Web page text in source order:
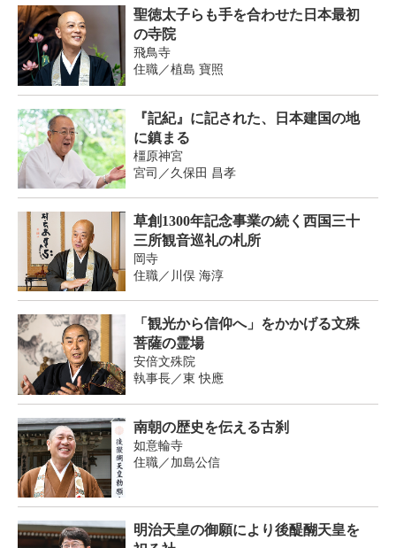
聖徳太子らも手を合わせた日本最初
の寺院
飛鳥寺
住職／植島 寶照
『記紀』に記された、日本建国の地
に鎮まる
橿原神宮
宮司／久保田 昌孝
草創1300年記念事業の続く西国三十
三所観音巡礼の札所
岡寺
住職／川俣 海淳
「観光から信仰へ」をかかげる文殊
菩薩の霊場
安倍文殊院
執事長／東 快應
南朝の歴史を伝える古刹
如意輪寺
住職／加島公信
明治天皇の御願により後醍醐天皇を